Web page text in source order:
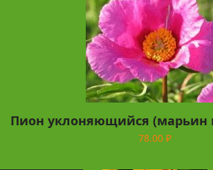
Пион уклоняющийся (марьин
78.00 ₽